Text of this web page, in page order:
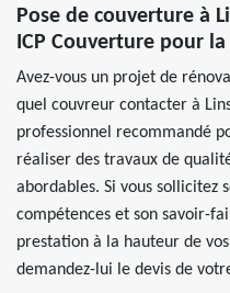
Pose de couverture à
ICP Couverture pour
Avez-vous un projet de
quel couvreur contacter à
professionnel recommandé
réaliser des travaux de
abordables. Si vous sollicitez
compétences et son savoir-
prestation à la hauteur de
demandez-lui le devis de